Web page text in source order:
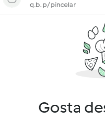
q.b. p/ pincelar
Gosta